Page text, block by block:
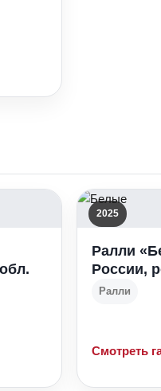
2025
Ралли
России,
Ралли
Смотреть